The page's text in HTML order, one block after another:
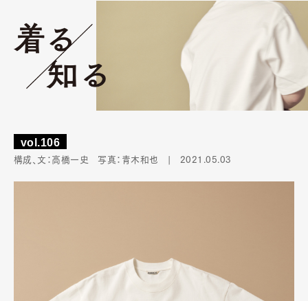
vol.106
構成、文：高橋一史 写真：青木和也 | 2021.05.03